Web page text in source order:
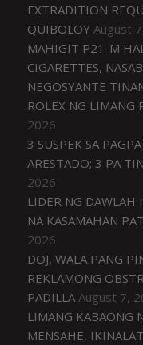
EXTRADITION
QUIBOLOY August
MAHIGIT P21-M
CIGARETTES,
NEGOSYANTE
ROLEX NG LIMANG
2026
3 SUSPEK SA
ARESTADO; 3 PA
2026
LIDER NG DAWLAH
NA KASAMAHAN
2026
DOJ, WALA PANG
REKLAMONG
PADILLA August 7,
LIMANG KABAONG
MENSAHE,